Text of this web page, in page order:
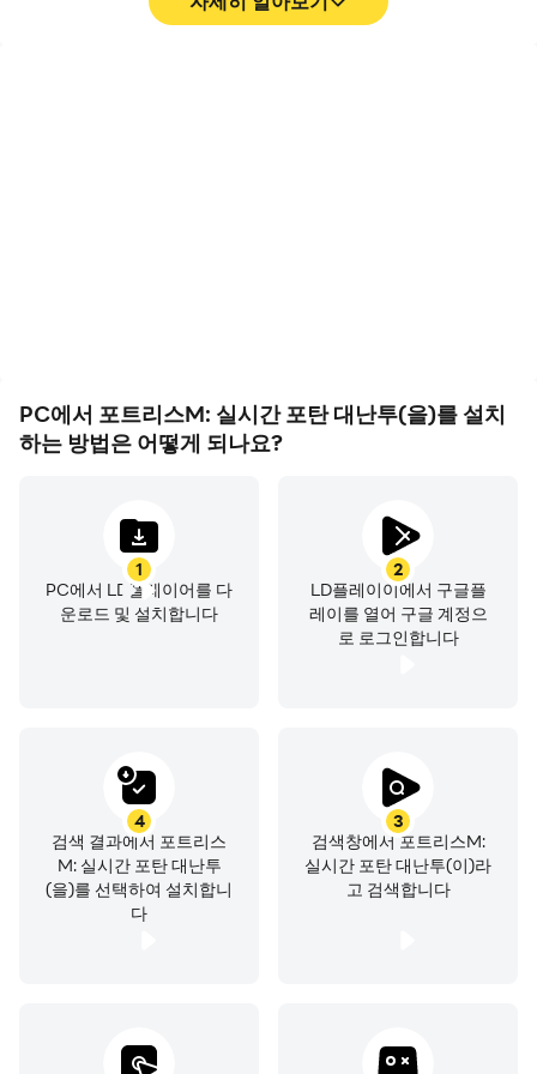
PC에서 포트리스M: 실시간 포탄 대난투(을)를 설치
하는 방법은 어떻게 되나요?
1
PC에서 LD플레이어를 다
운로드 및 설치합니다
2
LD플레이이에서 구글플
레이를 열어 구글 계정으
로 로그인합니다
3
검색창에서 포트리스M:
실시간 포탄 대난투(이)라
고 검색합니다
4
검색 결과에서 포트리스
M: 실시간 포탄 대난투
(을)를 선택하여 설치합니
다